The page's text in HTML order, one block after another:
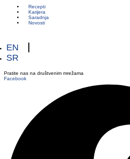
Recepti
Karijera
Saradnja
Novosti
EN
SR
Pratite nas na društvenim mrežama
Facebook